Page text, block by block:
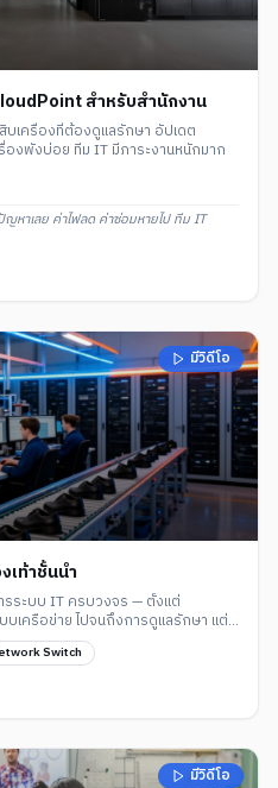
สำหรับสำนักงาน
เครื่องที่ต้องดูแลรักษา อัปเดต
องพังบ่อย ทีม IT มีภาระงานหนักมาก
หาเลย ค่าไฟลด ค่าซ่อมหายไป ทีม IT
มีวิดีโอ
เท้าชั้นนำ
รระบบ IT ครบวงจร — ตั้งแต่
เครือข่าย ไปจนถึงการดูแลรักษา แต่
ก
Switch
มีวิดีโอ